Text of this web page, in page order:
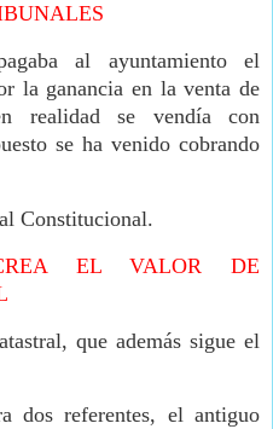
al ayuntamiento el
la ganancia en la venta de
realidad se vendía con
se ha venido cobrando
Constitucional.
EL VALOR DE
que además sigue el
dos referentes, el antiguo